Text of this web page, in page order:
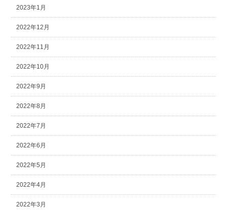
2023年1月
2022年12月
2022年11月
2022年10月
2022年9月
2022年8月
2022年7月
2022年6月
2022年5月
2022年4月
2022年3月